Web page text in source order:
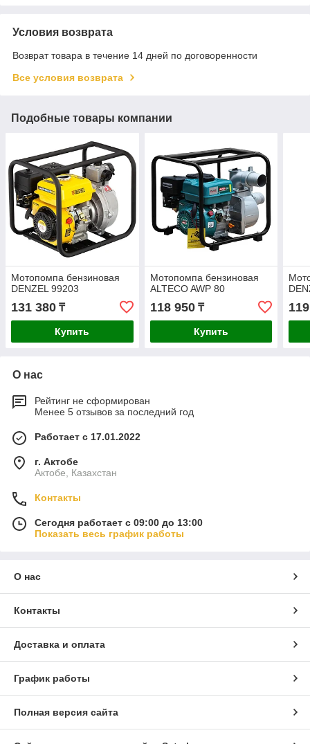
Условия возврата
Возврат товара в течение 14 дней по договоренности
Все условия возврата
Подобные товары компании
Мотопомпа бензиновая
DENZEL 99203
131 380 ₸
Купить
Мотопомпа бензиновая
ALTECO AWP 80
118 950₸
Купить
О нас
Рейтинг не сформирован
Менее 5 отзывов за последний год
Работает с 17.01.2022
г. Актобе
Актобе, Казахстан
Контакты
Сегодня работает с 09:00 до 13:00
Показать весь график работы
О нас
Контакты
Доставка и оплата
График работы
Полная версия сайта